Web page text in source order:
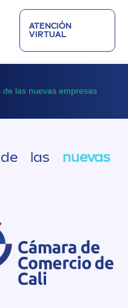
ATENCIÓN
VIRTUAL
las nuevas empresas
las nuevas